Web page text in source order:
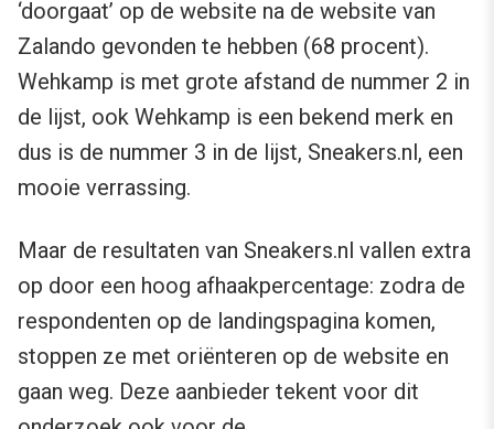
‘doorgaat’ op de website na de website van
Zalando gevonden te hebben (68 procent).
Wehkamp is met grote afstand de nummer 2 in
de lijst, ook Wehkamp is een bekend merk en
dus is de nummer 3 in de lijst, Sneakers.nl, een
mooie verrassing.
Maar de resultaten van Sneakers.nl vallen extra
op door een hoog afhaakpercentage: zodra de
respondenten op de landingspagina komen,
stoppen ze met oriënteren op de website en
gaan weg. Deze aanbieder tekent voor dit